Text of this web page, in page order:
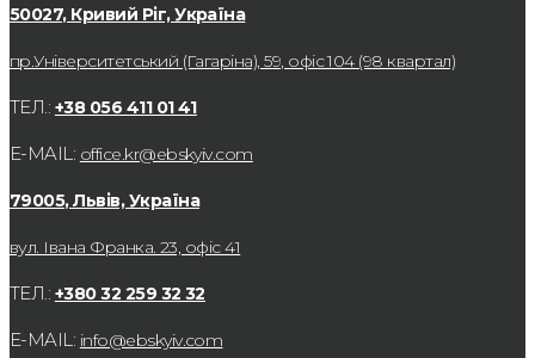
50027, Кривий Ріг, Україна
пр.Університетський (Гагаріна), 59, офіс 104 (98 квартал)
ТЕЛ.: +38 056 411 01 41
E-MAIL: office.kr@ebskyiv.com
79005, Львів, Україна
вул. Івана Франка. 23, офіс 41
ТЕЛ.: +380 32 259 32 32
E-MAIL: info@ebskyiv.com